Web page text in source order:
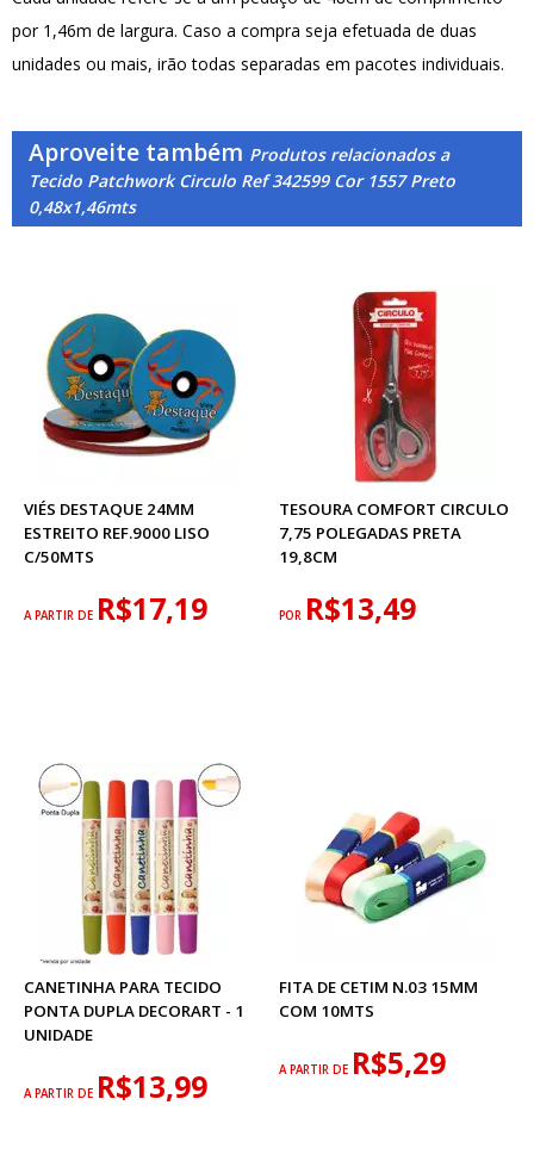
por 1,46m de largura. Caso a compra seja efetuada de duas
unidades ou mais, irão todas separadas em pacotes individuais.
Aproveite também Produtos relacionados a
Tecido Patchwork Circulo Ref 342599 Cor 1557 Preto
0,48x1,46mts
VIÉS DESTAQUE 24MM
ESTREITO REF.9000 LISO
C/50MTS
A PARTIR DE R$17,19
TESOURA COMFORT CIRCULO
7,75 POLEGADAS PRETA
19,8CM
POR R$13,49
CANETINHA PARA TECIDO
PONTA DUPLA DECORART - 1
UNIDADE
A PARTIR DE R$13,99
FITA DE CETIM N.03 15MM
COM 10MTS
A PARTIR DE R$5,29